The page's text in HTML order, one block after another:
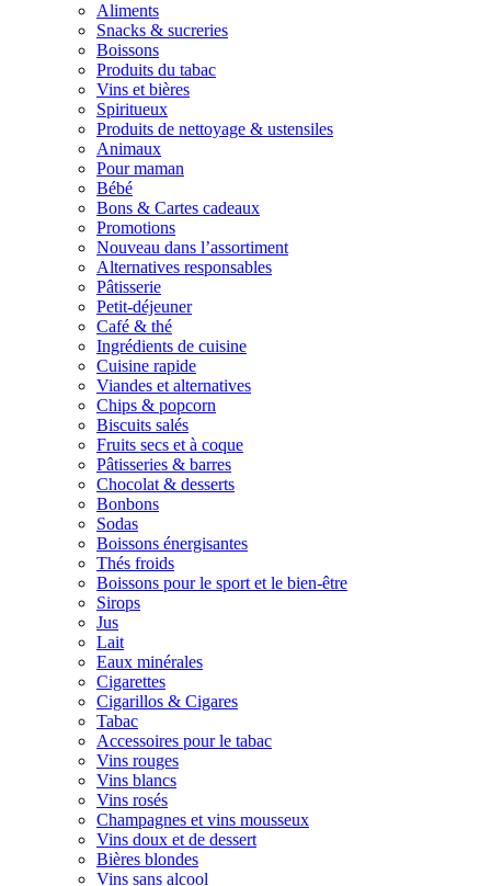
Aliments
Snacks & sucreries
Boissons
Produits du tabac
Vins et bières
Spiritueux
Produits de nettoyage & ustensiles
Animaux
Pour maman
Bébé
Bons & Cartes cadeaux
Promotions
Nouveau dans l’assortiment
Alternatives responsables
Pâtisserie
Petit-déjeuner
Café & thé
Ingrédients de cuisine
Cuisine rapide
Viandes et alternatives
Chips & popcorn
Biscuits salés
Fruits secs et à coque
Pâtisseries & barres
Chocolat & desserts
Bonbons
Sodas
Boissons énergisantes
Thés froids
Boissons pour le sport et le bien-être
Sirops
Jus
Lait
Eaux minérales
Cigarettes
Cigarillos & Cigares
Tabac
Accessoires pour le tabac
Vins rouges
Vins blancs
Vins rosés
Champagnes et vins mousseux
Vins doux et de dessert
Bières blondes
Vins sans alcool